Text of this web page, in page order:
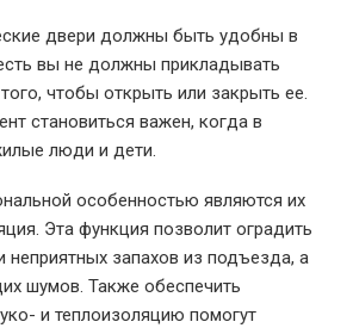
двери должны быть удобны в
вы не должны прикладывать
чтобы открыть или закрыть ее.
становиться важен, когда в
люди и дети.
особенностью являются их
Эта функция позволит оградить
неприятных запахов из подъезда, а
шумов. Также обеспечить
и теплоизоляцию помогут